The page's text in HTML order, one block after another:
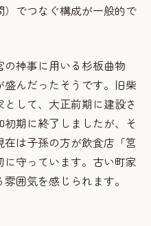
でつなぐ構成が一般的で
神事に用いる杉板曲物
盛んだったそうです。旧柴
して、大正前期に建設さ
期に終了しましたが、そ
は子孫の方が飲食店「筥
守っています。古い町家
囲気を感じられます。